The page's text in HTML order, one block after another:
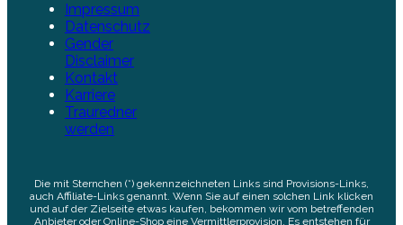
Impressum
Datenschutz
Gender
Disclaimer
Kontakt
Karriere
Trauredner
werden
Die mit Sternchen (*) gekennzeichneten Links sind Provisions-Links,
auch Affiliate-Links genannt. Wenn Sie auf einen solchen Link klicken
und auf der Zielseite etwas kaufen, bekommen wir vom betreffenden
Anbieter oder Online-Shop eine Vermittlerprovision. Es entstehen für